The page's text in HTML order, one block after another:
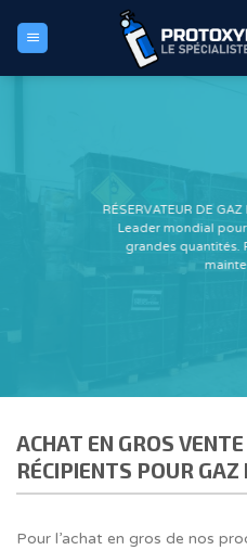
contenu
RÉSERVATEUR DE
Leader mondial
grandes quantités.
ACHAT EN GROS
RÉCIPIENTS POUR
Pour l’achat en gros de nos